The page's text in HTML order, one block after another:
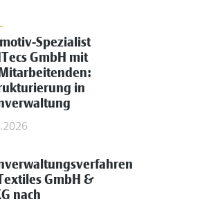
Spezialist
GmbH mit
in
GmbH &
nach